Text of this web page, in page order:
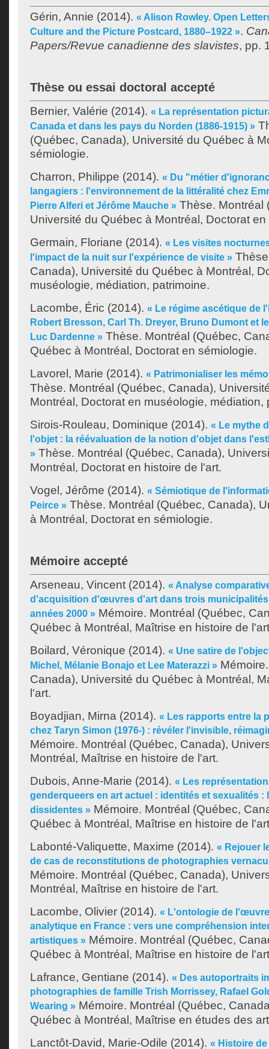
Gérin, Annie (2014). « Alison Rowley. Open
Culture and the Picture Postcard, 1880–1922 ».
Papers/Revue canadienne des slavistes, pp.
Thèse ou essai doctoral accepté
Bernier, Valérie (2014). « La représentation
Canada et dans les pays du Norden (1886-1915) »
(Québec, Canada), Université du Québec à
sémiologie.
Charron, Philippe (2014). « Du "métier
langagiers : l'environnement de la littéralité chez
Pierre Alferi et Jérôme Mauche » Thèse. Montréal
Université du Québec à Montréal, Doctorat
Germain, Floriane (2014). « Les visites
l'impact de la nuit sur l'expérience de visite »
Canada), Université du Québec à Montréal,
muséologie, médiation, patrimoine.
Lacombe, Éric (2014). « Le régime ascétique de
Robert Bresson, Carl Th. Dreyer, Bruno Dumont et
Luc Dardenne » Thèse. Montréal (Québec,
Québec à Montréal, Doctorat en sémiologie.
Lavorel, Marie (2014). « Patrimonialiser les
Thèse. Montréal (Québec, Canada),
Montréal, Doctorat en muséologie, médiation,
Sirois-Rouleau, Dominique (2014). « Le mythe
l'objet : la réévaluation de la notion d'objet dans
» Thèse. Montréal (Québec, Canada),
Montréal, Doctorat en histoire de l'art.
Vogel, Jérôme (2014). « Sémiotique de
Peirce » Thèse. Montréal (Québec, Canada),
à Montréal, Doctorat en sémiologie.
Mémoire accepté
Arseneau, Vincent (2014). « Analyse
d'acquisition d'œuvres d'art dans trois
années 2000 » Mémoire. Montréal (Québec,
Québec à Montréal, Maîtrise en histoire de
Boilard, Véronique (2014). « Une satire de
Michel, Mélanie Bonajo et Lee Materazzi »
Canada), Université du Québec à Montréal,
l'art.
Boyadjian, Mirna (2014). « Les rapports entre la
chez Taryn Simon (1976-) : révéler l'invisible,
Mémoire. Montréal (Québec, Canada),
Montréal, Maîtrise en histoire de l'art.
Dubois, Anne-Marie (2014). « Les
genderqueers en art actuel : identités et sexualités :
dissidentes » Mémoire. Montréal (Québec,
Québec à Montréal, Maîtrise en histoire de
Labonté-Valiquette, Maxime (2014). « Rejouer
de cas de reconstitutions de photographies
Mémoire. Montréal (Québec, Canada),
Montréal, Maîtrise en histoire de l'art.
Lacombe, Olivier (2014). « L'ontologie de
analytique en France : vers une compréhension
artistiques » Mémoire. Montréal (Québec,
Québec à Montréal, Maîtrise en histoire de
Lafrance, Gentiane (2014). « Des autoportraits
photographies de famille Trish Morrissey, Rafael
Wearing » Mémoire. Montréal (Québec,
Québec à Montréal, Maîtrise en études des
Lanctôt-David, Marie-Odile (2014). « Histoire